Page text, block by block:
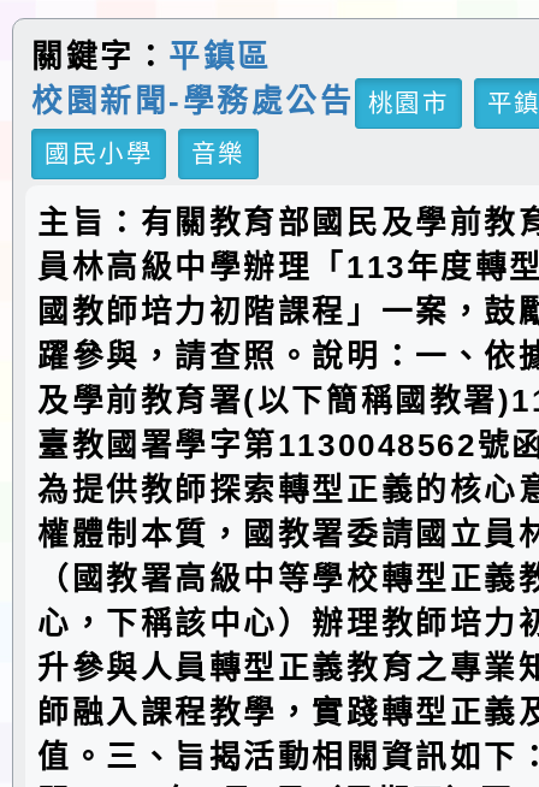
關鍵字： 平鎮區
校園新聞-學務處公告
桃園市
平
國民小學
音樂
主旨：有關教育部國民及學前教
員林高級中學辦理「113年度轉
國教師培力初階課程」一案，鼓
躍參與，請查照。說明：一、依
及學前教育署(以下簡稱國教署
臺教國署學字第1130048562號
為提供教師探索轉型正義的核心
權體制本質，國教署委請國立員
（國教署高級中等學校轉型正義
心，下稱該中心）辦理教師培力
升參與人員轉型正義教育之專業
師融入課程教學，實踐轉型正義
值。三、旨揭活動相關資訊如下